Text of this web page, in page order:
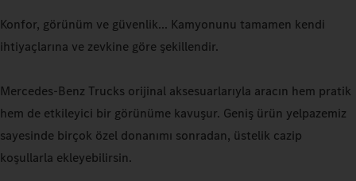
Konfor, görünüm ve güvenlik... Kamyonunu tamamen kendi
ihtiyaçlarına ve zevkine göre şekillendir.
Mercedes‑Benz Trucks orijinal aksesuarlarıyla aracın hem pratik
hem de etkileyici bir görünüme kavuşur. Geniş ürün yelpazemiz
sayesinde birçok özel donanımı sonradan, üstelik cazip
koşullarla ekleyebilirsin.